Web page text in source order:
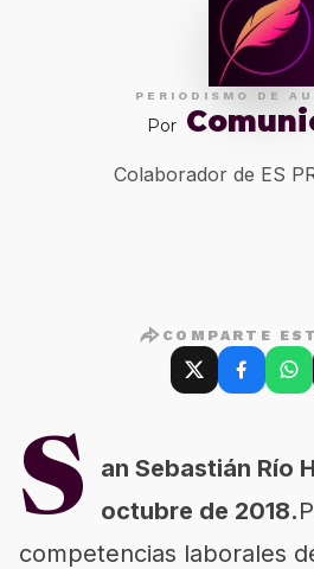
PERIODISMO DE
Por
Colaborador de ES
COMPARTE
S
an Sebastián Río
octubre de 2018.
competencias laborales